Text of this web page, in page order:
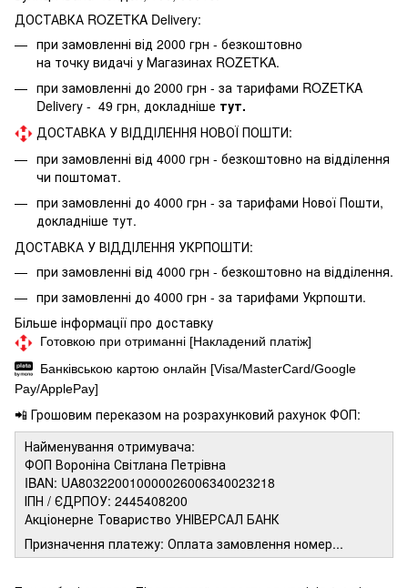
ДОСТАВКА ROZETKA Delivery:
при замовленні від 2000 грн - безкоштовно
на точку видачі у Магазинах ROZETKA.
при замовленні до 2000 грн - за тарифами ROZETKA
Delivery - 49 грн, докладніше тут.
ДОСТАВКА У ВІДДІЛЕННЯ НОВОЇ ПОШТИ:
при замовленні від 4000 грн - безкоштовно на відділення
чи поштомат.
при замовленні до 4000 грн - за тарифами Нової Пошти,
докладніше тут.
ДОСТАВКА У ВІДДІЛЕННЯ УКРПОШТИ:
при замовленні від 4000 грн - безкоштовно на відділення.
при замовленні до 4000 грн - за тарифами Укрпошти.
Більше інформації про доставку
Готовкою при отриманні [Накладений платіж]
Банківською картою онлайн [Visa/MasterCard/Google
Pay/ApplePay]
📲 Грошовим переказом на розрахунковий рахунок ФОП:
Найменування отримувача:
ФОП Вороніна Світлана Петрівна
IBAN: UA803220010000026006340023218
ІПН / ЄДРПОУ: 2445408200
Акціонерне Товариство УНІВЕРСАЛ БАНК
Призначення платежу: Оплата замовлення номер...